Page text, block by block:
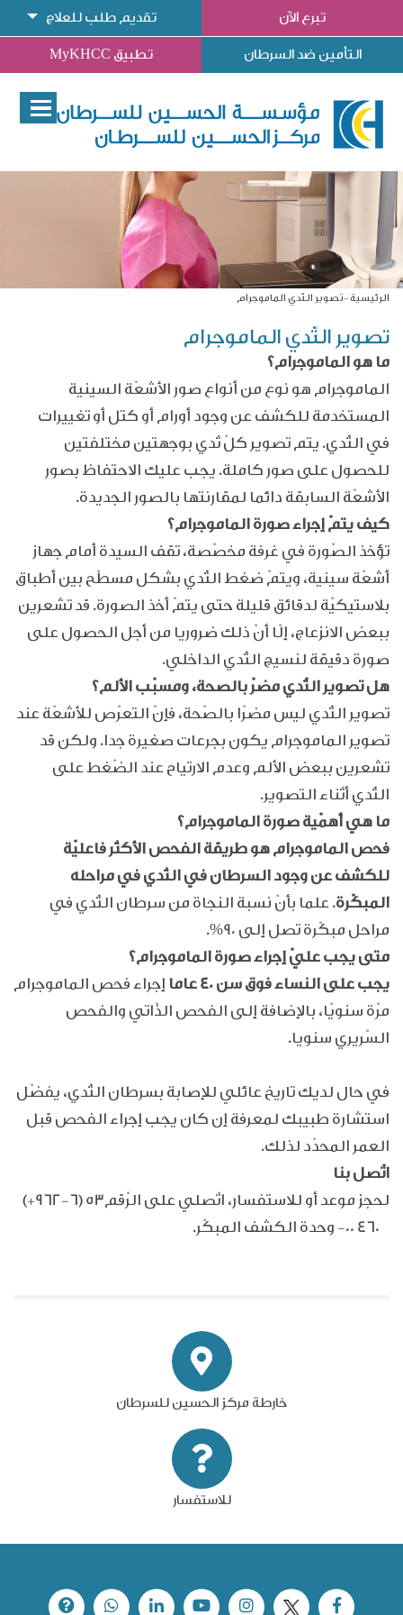
تبرع الآن تقديم طلب للعلاج
التأمين ضد السرطان تطبيق MyKHCC
الرئيسية تصوير الثّدي الماموجرام
تصوير الثّدي الماموجرام
ما هو الماموجرام؟
الماموجرام هو نوع من أنواع صور الأشعّة السينية
المستخدمة للكشف عن وجود أورام أو كتل أو تغييرات
في الثّدي. يتم تصوير كلّ ثدي بوجهتين مختلفتين
للحصول على صور كاملة. يجب عليك الاحتفاظ بصور
الأشعّة السابقة دائما لمقارنتها بالصور الجديدة.
كيف يتمّ إجراء صورة الماموجرام؟
تؤخذ الصّورة في غرفة مخصّصة، تقف السيدة أمام جهاز
أشعّة سينية، ويتمّ ضغط الثّدي بشكل مسطّح بين أطباق
بلاستيكيّة لدقائق قليلة حتى يتمّ أخذ الصورة. قد تشعرين
ببعض الانزعاج، إلّا أنّ ذلك ضروريا من أجل الحصول على
صورة دقيقة لنسيج الثّدي الداخلي.
هل تصوير الثّدي مضرّ بالصحة، ومسبّب الألم؟
تصوير الثّدي ليس مضرّا بالصّحة، فإنّ التعرّص للأشعّة عند
تصوير الماموجرام يكون بجرعات صغيرة جدا. ولكن قد
تشعرين ببعض الألم وعدم الارتياح عند الضّغط على
الثّدي أثناء التصوير.
ما هي أهمّية صورة الماموجرام؟
فحص الماموجرام هو طريقة الفحص الأكثر فاعليّة
للكشف عن وجود السرطان في الثدي في مراحله
المبكّرة. علما بأنّ نسبة النجاة من سرطان الثّدي في
مراحل مبكّرة تصل إلى 90%.
متى يجب عليّ إجراء صورة الماموجرام؟
يجب على النساء فوق سن 40 عاما
إجراء فحص الماموجرام
مرّة سنويّا، بالإضافة إلى الفحص الذّاتي والفحص
السّريري سنويا.
في حال لديك تاريخ عائلي للإصابة بسرطان الثّدي، يفضّل
استشارة طبيبك لمعرفة إن كان يجب إجراء الفحص قبل
العمر المحدّد لذلك.
اتّصل بنا
لحجز موعد أو للاستفسار، اتّصلي على الرّقم(+962-6) 53
00 460- وحدة الكشف المبكّر.
خارطة مركز الحسين للسرطان
للاستفسار